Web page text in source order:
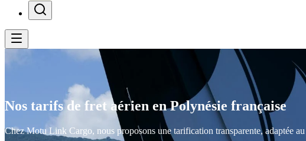
Nos tarifs de fret aérien en Polynésie française
Chez Motu Link Cargo, nous proposons une tarification transparente, adaptée